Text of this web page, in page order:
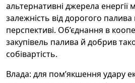
альтернативні джерела енергії
залежність від дорогого
перспективі. Об’єднання в
закупівель палива й добрив
собівартість.
Влада: для пом’якшення удару